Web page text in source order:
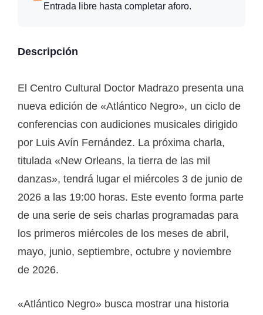
Entrada libre hasta completar aforo.
Descripción
El Centro Cultural Doctor Madrazo presenta una
nueva edición de «Atlántico Negro», un ciclo de
conferencias con audiciones musicales dirigido
por Luis Avín Fernández. La próxima charla,
titulada «New Orleans, la tierra de las mil
danzas», tendrá lugar el miércoles 3 de junio de
2026 a las 19:00 horas. Este evento forma parte
de una serie de seis charlas programadas para
los primeros miércoles de los meses de abril,
mayo, junio, septiembre, octubre y noviembre
de 2026.
«Atlántico Negro» busca mostrar una historia